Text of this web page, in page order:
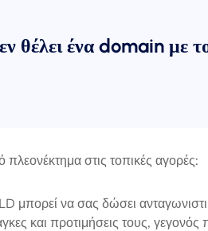
θέλει ένα domain με
πλεονέκτημα στις τοπικές αγορές:
μπορεί να σας δώσει
και προτιμήσεις τους,